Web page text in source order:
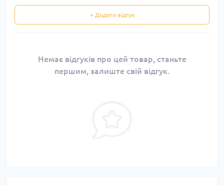
+ Додати відгук
Немає відгуків про цей товар, станьте
першим, залиште свій відгук.